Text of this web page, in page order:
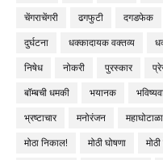
चेंगराचेंगरी
ढगफुटी दगडफेक
दुर्घटना
धक्कादायक वक्तव्य
निषेध
नोकरी पुरस्कार
बॉम्बची धमकी
भयानक
भ्रष्टाचार
मनोरंजन महाघोटाळा
मोठा निकाल!
मोठी घोषणा